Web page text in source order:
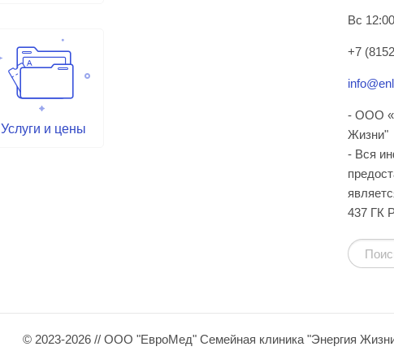
Услуги и цены
Вс
+7
- ООО
Жизни"
- Вся
437 ГК
© 2023-2026 // ООО "ЕвроМед" Семейная клиника "Энергия